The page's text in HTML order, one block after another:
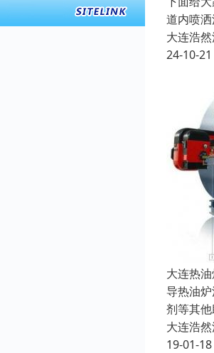
道内喷
大连浩
24-10-
大连热
导热油
剂等其
大连浩
19-01-